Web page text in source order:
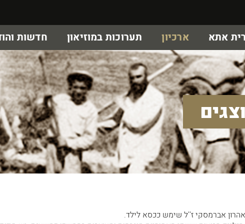
אתא ארכיון תערוכות במוזיאון חדשות
אברמסקי ז''ל שימש ככסא לילד.